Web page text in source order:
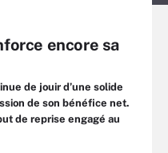
encore sa
de jouir d’une solide
de son bénéfice net.
de reprise engagé au